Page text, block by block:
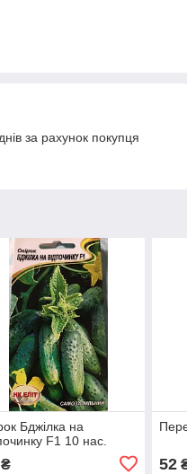
за рахунок покупця
Бджілка на
F1 10 нас.
52